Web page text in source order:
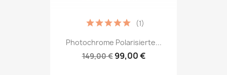
Photochrome Polarisierte...
149,00 € 99,00 €
(1)